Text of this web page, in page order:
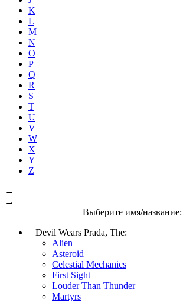
K
L
M
N
O
P
Q
R
S
T
U
V
W
X
Y
Z
←
→
Выберите имя/название:
Devil Wears Prada, The:
Alien
Asteroid
Celestial Mechanics
First Sight
Louder Than Thunder
Martyrs